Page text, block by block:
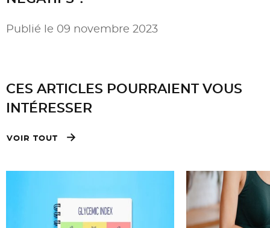
Publié le 09 novembre 2023
CES ARTICLES POURRAIENT VOUS
INTÉRESSER
VOIR TOUT